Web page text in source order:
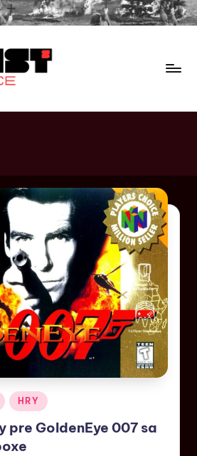
HRY
pre GoldenEye 007 sa